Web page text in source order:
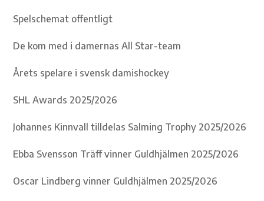
Spelschemat offentligt
De kom med i damernas All Star-team
Årets spelare i svensk damishockey
SHL Awards 2025/2026
Johannes Kinnvall tilldelas Salming Trophy 2025/2026
Ebba Svensson Träff vinner Guldhjälmen 2025/2026
Oscar Lindberg vinner Guldhjälmen 2025/2026